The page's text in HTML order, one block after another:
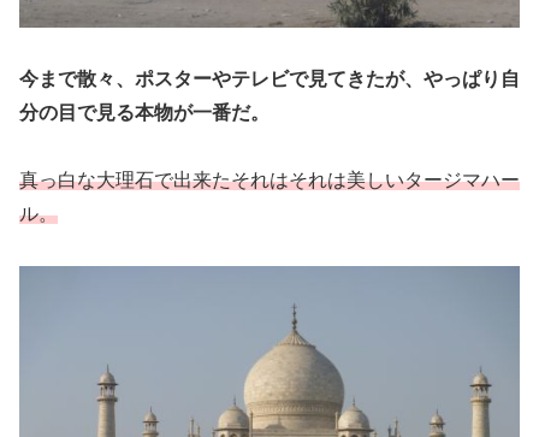
今まで散々、ポスターやテレビで見てきたが、やっぱり自
分の目で見る本物が一番だ。
真っ白な大理石で出来たそれはそれは美しいタージマハー
ル。